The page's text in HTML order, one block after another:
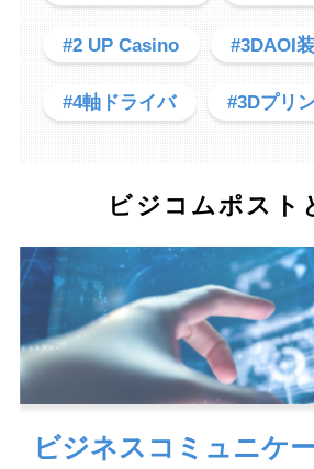
#2 UP Casino #3DAOI
#4軸ドライバ #3Dプリ
ビジコムポスト
ビジネスコミュニケ